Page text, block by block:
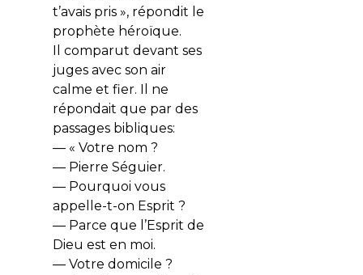
t’avais pris », répondit le
prophète héroïque.
Il comparut devant ses
juges avec son air
calme et fier. Il ne
répondait que par des
passages bibliques:
— « Votre nom ?
— Pierre Séguier.
— Pourquoi vous
appelle-t-on Esprit ?
— Parce que l’Esprit de
Dieu est en moi.
— Votre domicile ?